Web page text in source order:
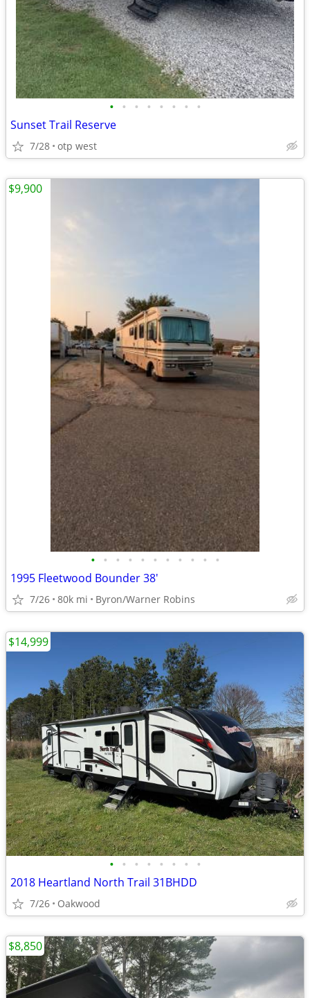
• • • • • • • •
Sunset Trail Reserve
7/28 otp west
• • • • • • • • • • •
1995 Fleetwood Bounder 38'
7/26 80k mi Byron/Warner Robins
$9,900
• • • • • • • •
2018 Heartland North Trail 31BHDD
7/26 Oakwood
$14,999
$8,850